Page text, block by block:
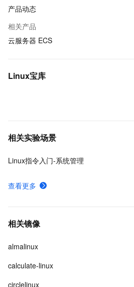
产品动态
相关产品
云服务器 ECS
Linux宝库
相关实验场景
Linux指令入门-系统管理
查看更多
相关镜像
almalinux
calculate-linux
circlelinux